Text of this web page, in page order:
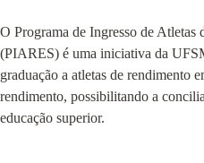
O Programa de Ingresso de
(PIARES) é uma iniciativa da
graduação a atletas de rendimento
rendimento, possibilitando a
educação superior.